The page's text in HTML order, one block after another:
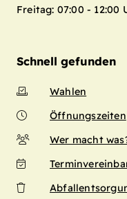
Freitag: 07:00 - 12:00
Schnell gefunden
Wahlen
Öffnungszeiten
Wer macht